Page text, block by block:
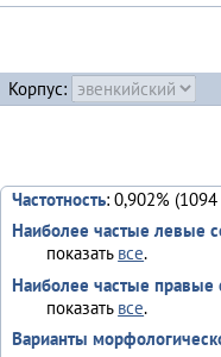
Корпус:
Частотность: 0,902%
Наиболее частые левые
показать все.
Наиболее частые правые
показать все.
Варианты